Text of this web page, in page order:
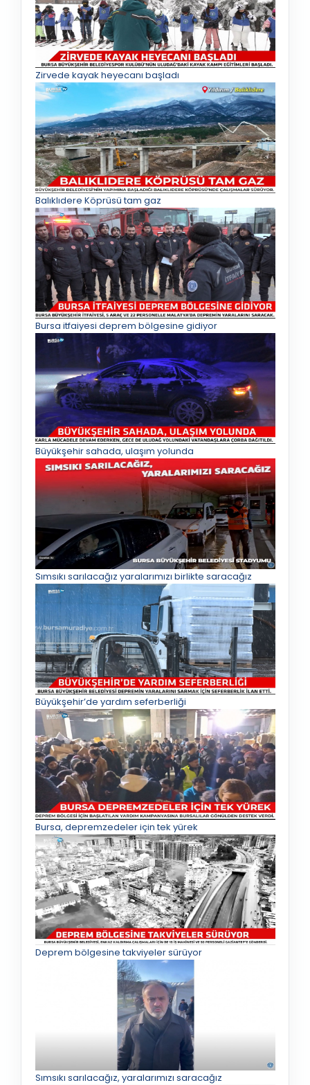
Zirvede kayak heyecanı başladı
Balıklıdere Köprüsü tam gaz
Bursa itfaiyesi deprem bölgesine gidiyor
Büyükşehir sahada, ulaşım yolunda
Sımsıkı sarılacağız yaralarımızı birlikte saracağız
Büyükşehir’de yardım seferberliği
Bursa, depremzedeler için tek yürek
Deprem bölgesine takviyeler sürüyor
Sımsıkı sarılacağız, yaralarımızı saracağız